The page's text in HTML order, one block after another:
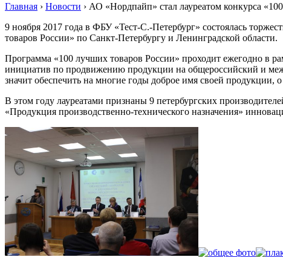
Главная › Новости › АО «Нордпайп» стал лауреатом конкурса
9 ноября 2017 года в ФБУ «Тест-С.-Петербург» состоялась
товаров России» по Санкт-Петербургу и Ленинградской области.
Программа «100 лучших товаров России» проходит ежегодно в
инициатив по продвижению продукции на общероссийский и
значит обеспечить на многие годы доброе имя своей продукции, о
В этом году лауреатами признаны 9 петербургских
«Продукция производственно-технического назначения»